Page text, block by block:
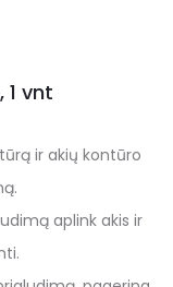
1 vnt
ir akių kontūro
aplink akis ir